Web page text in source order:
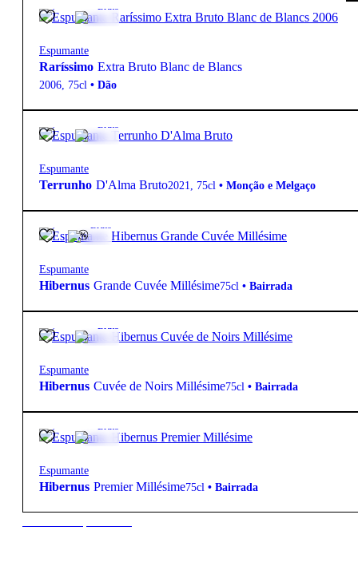
Bruto
Espumante
Raríssimo Extra Bruto Blanc de Blancs
2006, 75cl • Dão
Bruto
Espumante
Terrunho D'Alma Bruto2021, 75cl • Monção e Melgaço
Bruto
Espumante
Hibernus Grande Cuvée Millésime75cl • Bairrada
Bruto
Espumante
Hibernus Cuvée de Noirs Millésime75cl • Bairrada
Bruto
Espumante
Hibernus Premier Millésime75cl • Bairrada